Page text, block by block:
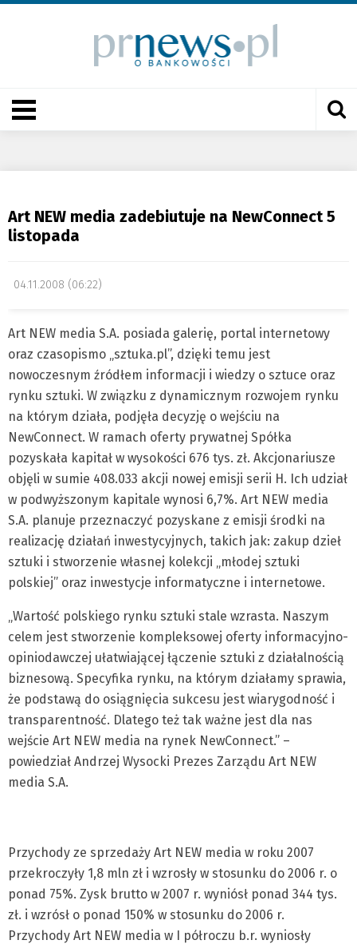
Art NEW media zadebiutuje na NewConnect 5
listopada
04.11.2008 (06:22)
Art NEW media S.A. posiada galerię, portal internetowy
oraz czasopismo „sztuka.pl”, dzięki temu jest
nowoczesnym źródłem informacji i wiedzy o sztuce oraz
rynku sztuki. W związku z dynamicznym rozwojem rynku
na którym działa, podjęła decyzję o wejściu na
NewConnect. W ramach oferty prywatnej Spółka
pozyskała kapitał w wysokości 676 tys. zł. Akcjonariusze
objęli w sumie 408.033 akcji nowej emisji serii H. Ich udział
w podwyższonym kapitale wynosi 6,7%. Art NEW media
S.A. planuje przeznaczyć pozyskane z emisji środki na
realizację działań inwestycyjnych, takich jak: zakup dzieł
sztuki i stworzenie własnej kolekcji „młodej sztuki
polskiej” oraz inwestycje informatyczne i internetowe.
„Wartość polskiego rynku sztuki stale wzrasta. Naszym
celem jest stworzenie kompleksowej oferty informacyjno-
opiniodawczej ułatwiającej łączenie sztuki z działalnością
biznesową. Specyfika rynku, na którym działamy sprawia,
że podstawą do osiągnięcia sukcesu jest wiarygodność i
transparentność. Dlatego też tak ważne jest dla nas
wejście Art NEW media na rynek NewConnect.” –
powiedział Andrzej Wysocki Prezes Zarządu Art NEW
media S.A.
Przychody ze sprzedaży Art NEW media w roku 2007
przekroczyły 1,8 mln zł i wzrosły w stosunku do 2006 r. o
ponad 75%. Zysk brutto w 2007 r. wyniósł ponad 344 tys.
zł. i wzrósł o ponad 150% w stosunku do 2006 r.
Przychody Art NEW media w I półroczu b.r. wyniosły